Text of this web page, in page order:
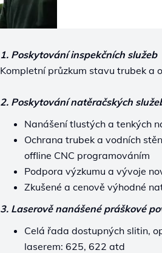
1. Poskytování inspekčních služeb
Kompletní průzkum stavu trubek a
2. Poskytování natěračských
Nanášení tlustých a tenkých
Ochrana trubek a vodních
offline CNC programováním
Podpora výzkumu a vývoje
Zkušené a cenově výhodné
3. Laserově nanášené práškové
Celá řada dostupných slitin,
laserem: 625, 622 atd